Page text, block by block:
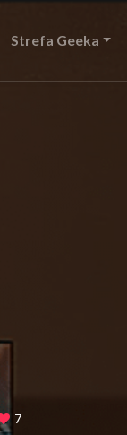
Strefa Geeka
7